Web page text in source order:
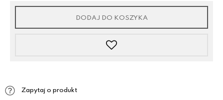
DODAJ DO KOSZYKA
Zapytaj o produkt